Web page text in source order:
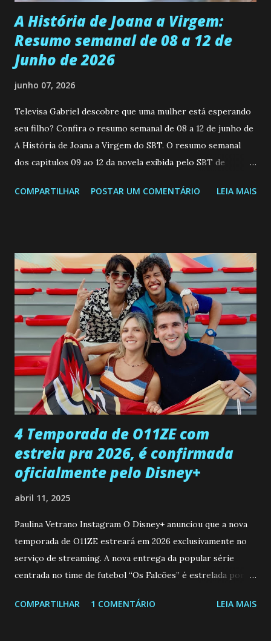
A História de Joana a Virgem:
Resumo semanal de 08 a 12 de
Junho de 2026
junho 07, 2026
Televisa Gabriel descobre que uma mulher está esperando
seu filho? Confira o resumo semanal de 08 a 12 de junho de
A História de Joana a Virgem do SBT. O resumo semanal
dos capitulos 09 ao 12 da novela exibida pelo SBT de
a Programação Semanal do SBT de 08/06/26 a 14/06/26
confessa a Gabriel que ele demonstrou ser o tipo de
pessoa que ela tanto desejou durante toda a vida. Camila
entra no quarto de Gabriel e imagina como seria o
encontro deles, quando conseguir seduzi-lo. Manuel avisa a
Paula sobre a suposta infidelidade de Gabriel com Joana.
Rogerio consegue se livrar de todas as suspeitas pelo
desaparecimento de Francisco, apontando que ele poderia
ter sido vítima da fúria de Gabriel. Artur informa a Gabriel
que a clínica inseminou por engano outra paciente, que está
...
COMPARTILHAR POSTAR UM COMENTÁRIO LEIA MAIS
4 Temporada de O11ZE com
estreia pra 2026, é confirmada
oficialmente pelo Disney+
abril 11, 2025
Paulina Vetrano Instagram O Disney+ anunciou que a nova
temporada de O11ZE estreará em 2026 exclusivamente no
serviço de streaming. A nova entrega da popular série
centrada no time de futebol “Os Falcões” é estrelada por
Brum (Dedé), que voltam a interpretar seus personagens
COMPARTILHAR 1 COMENTÁRIO LEIA MAIS